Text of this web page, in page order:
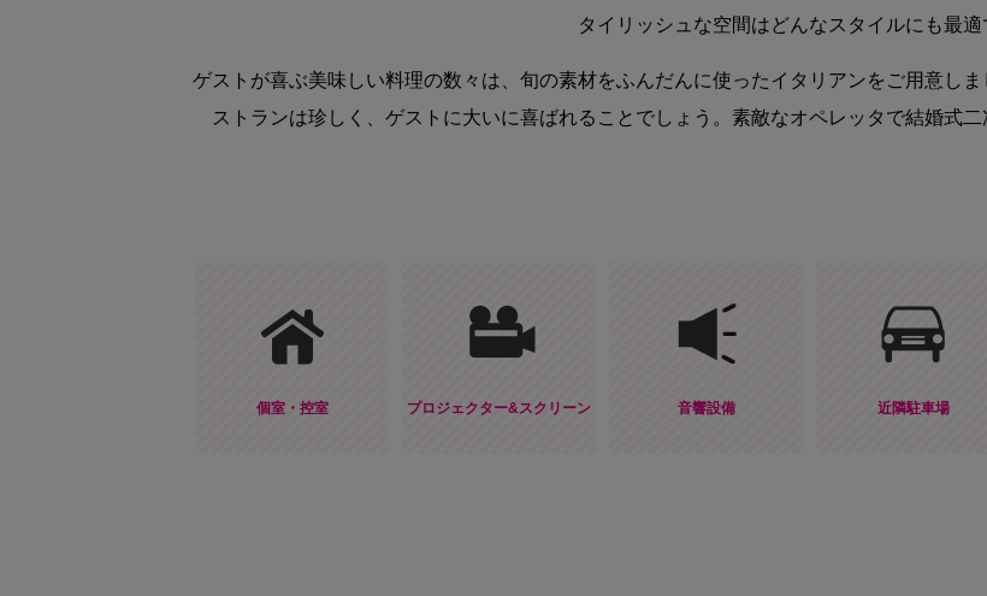
タイリッシュな空間はどんなスタイルにも最適
ゲストが喜ぶ美味しい料理の数々は、旬の素材をふんだんに使ったイタリアンをご用意し
ストランは珍しく、ゲストに大いに喜ばれることでしょう。素敵なオペレッタで結婚式
個室・控室 プロジェクター&スクリーン 音響設備 近隣駐車場